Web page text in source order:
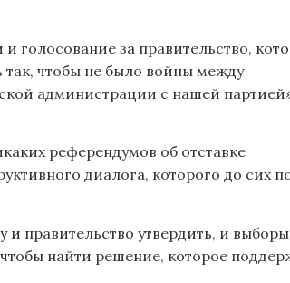
за правительство,
так, чтобы не было войны между
администрации с нашей
референдумов об отставке
диалога, которого до сих
и правительство утвердить, и выборы
найти решение, которое